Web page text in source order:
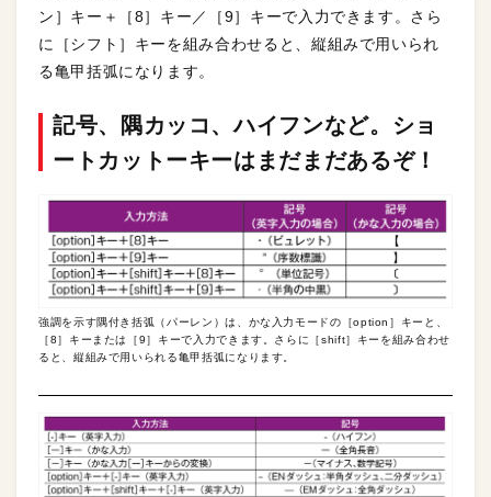
ン］キー＋［8］キー／［9］キーで入力できます。さら
に［シフト］キーを組み合わせると、縦組みで用いられ
る亀甲括弧になります。
記号、隅カッコ、ハイフンなど。ショ
ートカットーキーはまだまだあるぞ！
強調を示す隅付き括弧（パーレン）は、かな入力モードの［option］キーと、
［8］キーまたは［9］キーで入力できます。さらに［shift］キーを組み合わせ
ると、縦組みで用いられる亀甲括弧になります。